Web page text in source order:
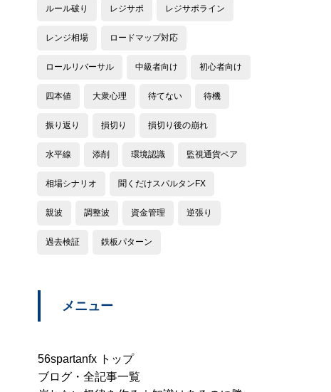
ルール破り レジサポ レジサポライン
レンジ相場 ロードマップ対応
ロールリバーサル 中級者向け 初心者向け
四本値 大衆心理 待てない 待機
振り返り 損切り 損切り後の崩れ
水平線 添削 環境認識 監視通貨ペア
相場シナリオ 聞くだけスパルタンFX
親波 調整波 資金管理 逆張り
過去検証 鉄板パターン
メニュー
56spartanfx トップ
ブログ・全記事一覧